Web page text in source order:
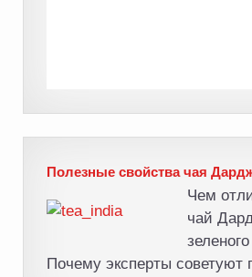
Полезные свойства чая
Чем
чай
Почему эксперты советуют